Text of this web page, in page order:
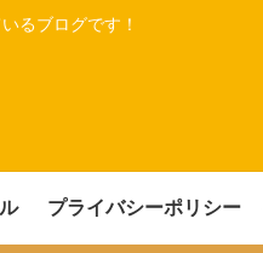
るブログです！
プライバシーポリシー